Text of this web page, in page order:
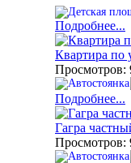
Подробнее...
Квартира по
Просмотров:
Подробнее...
Гагра
Просмотров: